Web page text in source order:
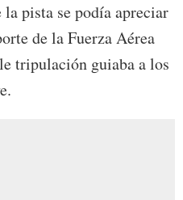
pista se podía apreciar
de la Fuerza Aérea
tripulación guiaba a los